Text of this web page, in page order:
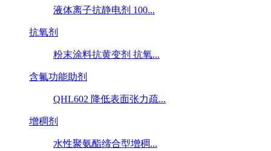
液体离子抗静电剂 100...
抗氧剂
粉末涂料抗黄变剂 抗氧...
含氟功能助剂
QHL602 降低表面张力疏...
增稠剂
水性聚氨酯缔合型增稠...